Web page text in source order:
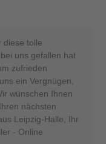
diese tolle
uns gefallen hat
zufrieden
ein Vergnügen,
wünschen Ihnen
nächsten
Leipzig-Halle, Ihr
- Online